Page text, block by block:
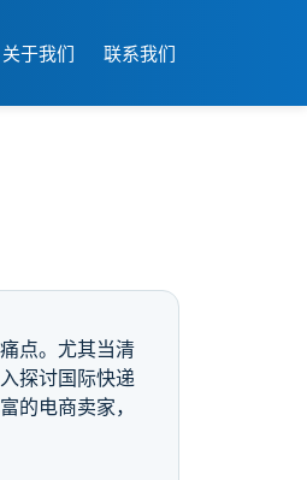
关于我们 联系我们
点。尤其当清
探讨国际快递
的电商卖家，